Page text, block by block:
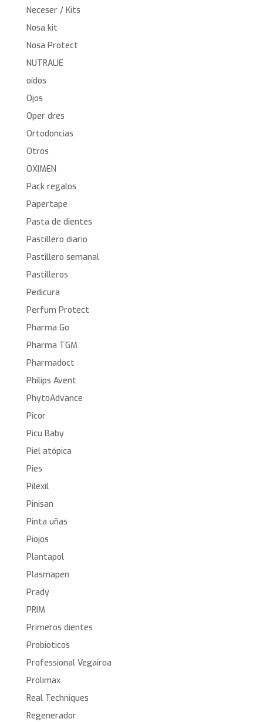
Neceser / Kits
Nosa kit
Nosa Protect
NUTRALIE
oídos
Ojos
Oper dres
Ortodoncias
Otros
OXIMEN
Pack regalos
Papertape
Pasta de dientes
Pastillero diario
Pastillero semanal
Pastilleros
Pedicura
Perfum Protect
Pharma Go
Pharma TGM
Pharmadoct
Philips Avent
PhytoAdvance
Picor
Picu Baby
Piel atópica
Pies
Pilexil
Pinisan
Pinta uñas
Piojos
Plantapol
Plasmapen
Prady
PRIM
Primeros dientes
Probioticos
Professional Vegairoa
Prolimax
Real Techniques
Regenerador